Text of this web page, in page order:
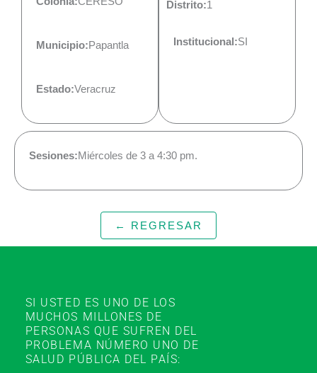
Municipio:Papantla
Estado:Veracruz
Distrito:1
Institucional:SI
Sesiones:Miércoles de 3 a 4:30 pm.
← REGRESAR
SI USTED ES UNO DE LOS
MUCHOS MILLONES DE
PERSONAS QUE SUFREN DEL
PROBLEMA NÚMERO UNO DE
SALUD PÚBLICA DEL PAÍS: